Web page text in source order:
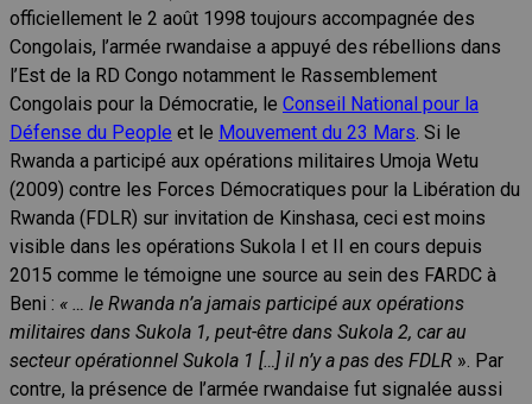
officiellement le 2 août 1998 toujours accompagnée des
Congolais, l’armée rwandaise a appuyé des rébellions dans
l’Est de la RD Congo notamment le Rassemblement
Congolais pour la Démocratie, le Conseil National pour la
Défense du People et le Mouvement du 23 Mars . Si le
Rwanda a participé aux opérations militaires Umoja Wetu
(2009) contre les Forces Démocratiques pour la Libération du
Rwanda (FDLR) sur invitation de Kinshasa, ceci est moins
visible dans les opérations Sukola I et II en cours depuis
2015 comme le témoigne une source au sein des FARDC à
Beni : « … le Rwanda n’a jamais participé aux opérations
militaires dans Sukola 1, peut-être dans Sukola 2, car au
secteur opérationnel Sukola 1 […] il n’y a pas des FDLR ». Par
contre, la présence de l’armée rwandaise fut signalée aussi